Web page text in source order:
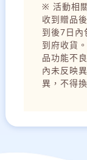
※ 活動相
收到贈品
到後7日
到府收貨
品功能不
內未反映
異，不得